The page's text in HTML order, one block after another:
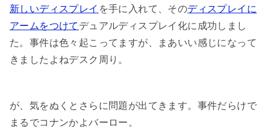
新しいディスプレイ を手に入れて、そのディスプレイに
アームをつけてデュアルディスプレイ化に成功しまし
た。事件は色々起こってますが、まあいい感じになって
きましたよねデスク周り。
が、気をぬくとさらに問題が出てきます。事件だらけで
まるでコナンかよバーロー。